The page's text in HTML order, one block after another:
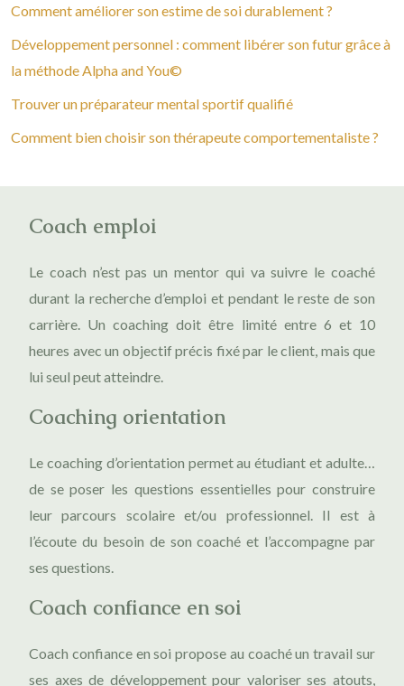
Comment améliorer son estime de soi durablement ?
Développement personnel : comment libérer son futur grâce à
la méthode Alpha and You©
Trouver un préparateur mental sportif qualifié
Comment bien choisir son thérapeute comportementaliste ?
Coach emploi
Le coach n’est pas un mentor qui va suivre le coaché
durant la recherche d’emploi et pendant le reste de son
carrière. Un coaching doit être limité entre 6 et 10
heures avec un objectif précis fixé par le client, mais que
lui seul peut atteindre.
Coaching orientation
Le coaching d’orientation permet au étudiant et adulte…
de se poser les questions essentielles pour construire
leur parcours scolaire et/ou professionnel. Il est à
l’écoute du besoin de son coaché et l’accompagne par
ses questions.
Coach confiance en soi
Coach confiance en soi propose au coaché un travail sur
ses axes de développement pour valoriser ses atouts,